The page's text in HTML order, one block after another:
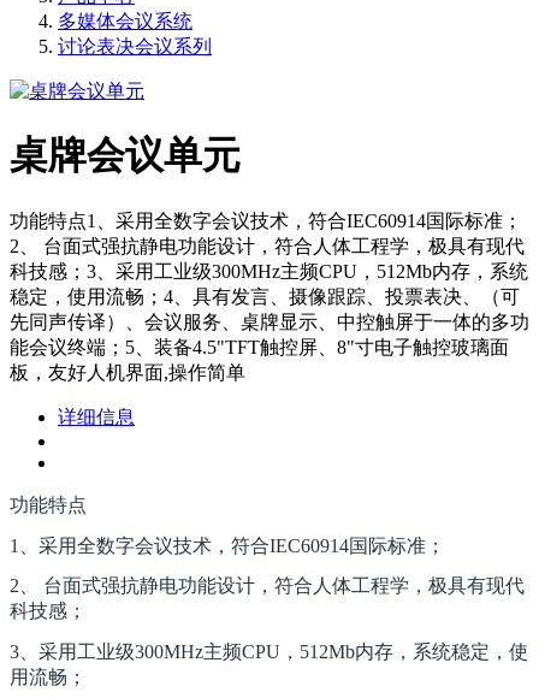
多媒体会议系统
讨论表决会议系列
桌牌会议单元
功能特点1、采用全数字会议技术，符合IEC60914国际标准；
2、 台面式强抗静电功能设计，符合人体工程学，极具有现代
科技感；3、采用工业级300MHz主频CPU，512Mb内存，系统
稳定，使用流畅；4、具有发言、摄像跟踪、投票表决、（可
先同声传译）、会议服务、桌牌显示、中控触屏于一体的多功
能会议终端；5、装备4.5"TFT触控屏、8"寸电子触控玻璃面
板，友好人机界面,操作简单
详细信息
功能特点
1、采用全数字会议技术，符合IEC60914国际标准；
2、 台面式强抗静电功能设计，符合人体工程学，极具有现代
科技感；
3、采用工业级300MHz主频CPU，512Mb内存，系统稳定，使
用流畅；